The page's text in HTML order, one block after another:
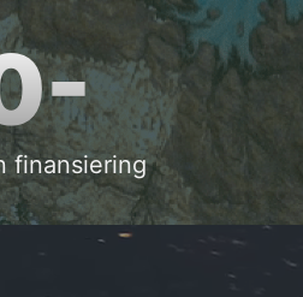
finansiering